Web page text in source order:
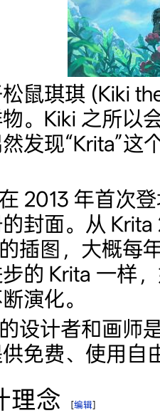
鼠琪琪 (Kiki
。Kiki 之所以
发现“Krita”这
2013 年首次
封面。从
插图，大概每
步的 Krita 一样
演化。
设计者和画师
供免费、使用自
理念 [编辑]